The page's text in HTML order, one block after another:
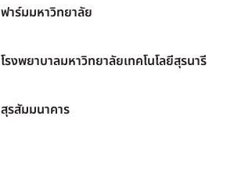
ฟาร์มมหาวิทยาลัย
โรงพยาบาลมหาวิทยาลัยเทคโนโลยีสุรนารี
สุรสัมมนาคาร